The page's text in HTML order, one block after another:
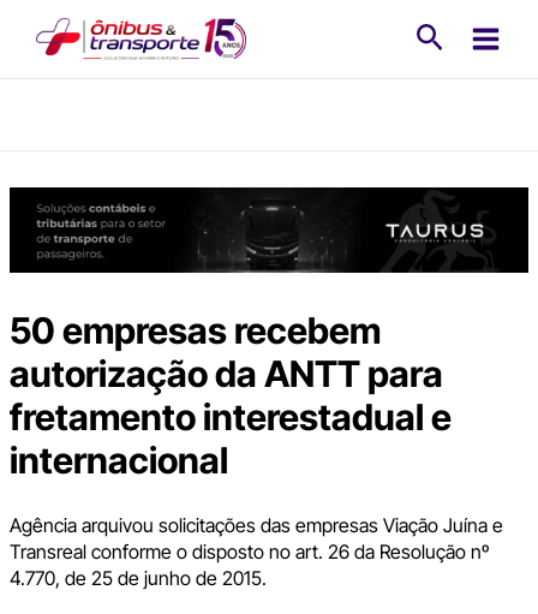
50 empresas recebem
autorização da ANTT para
fretamento interestadual e
internacional
Agência arquivou solicitações das empresas Viação Juína e
Transreal conforme o disposto no art. 26 da Resolução nº
4.770, de 25 de junho de 2015.